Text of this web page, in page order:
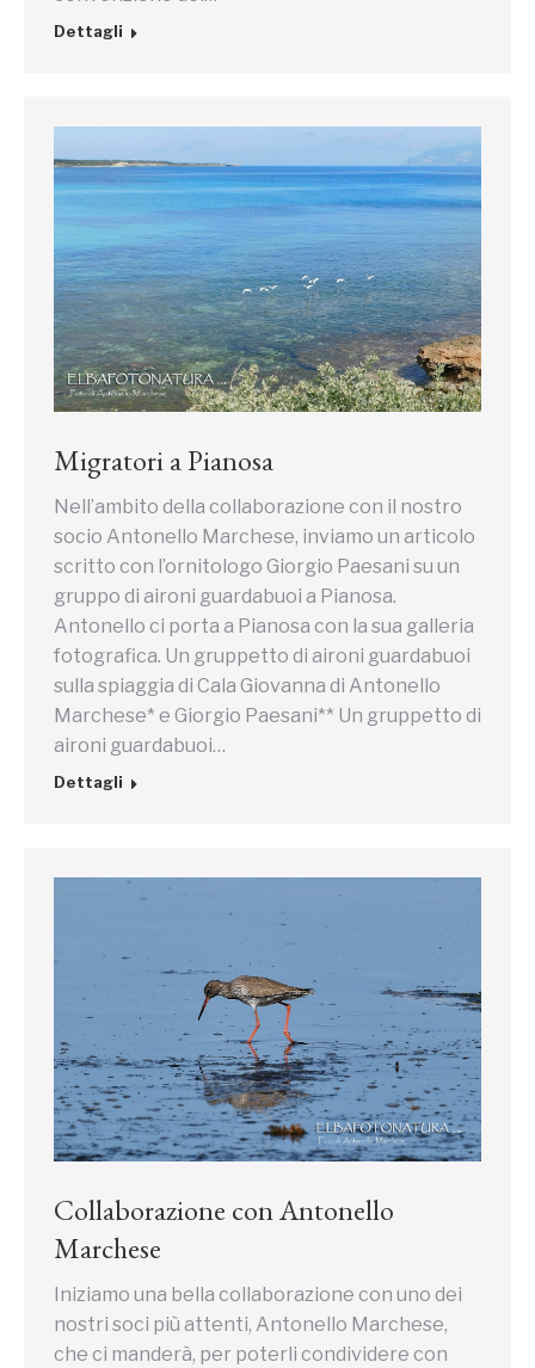
Dettagli
Migratori a Pianosa
Nell’ambito della collaborazione con il nostro
socio Antonello Marchese, inviamo un articolo
scritto con l’ornitologo Giorgio Paesani su un
gruppo di aironi guardabuoi a Pianosa.
Antonello ci porta a Pianosa con la sua galleria
fotografica. Un gruppetto di aironi guardabuoi
sulla spiaggia di Cala Giovanna di Antonello
Marchese* e Giorgio Paesani** Un gruppetto di
aironi guardabuoi…
Dettagli
Collaborazione con Antonello
Marchese
Iniziamo una bella collaborazione con uno dei
nostri soci più attenti, Antonello Marchese,
che ci manderà, per poterli condividere con